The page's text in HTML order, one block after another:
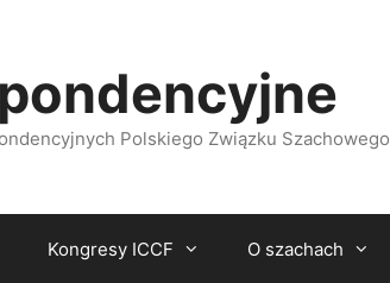
Polskiego Związku Szachowego
Kongresy ICCF O szachach